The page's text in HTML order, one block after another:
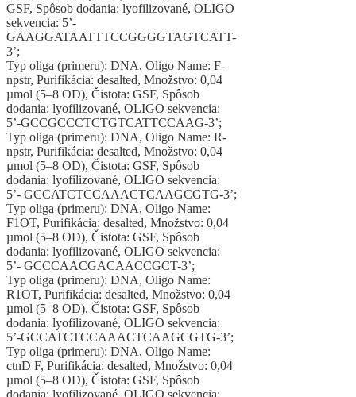
GSF, Spôsob dodania: lyofilizované, OLIGO
sekvencia: 5’-
GAAGGATAATTTCCGGGGTAGTCATT-
3’;
Typ oliga (primeru): DNA, Oligo Name: F-
npstr, Purifikácia: desalted, Množstvo: 0,04
µmol (5–8 OD), Čistota: GSF, Spôsob
dodania: lyofilizované, OLIGO sekvencia:
5’-GCCGCCCTCTGTCATTCCAAG-3’;
Typ oliga (primeru): DNA, Oligo Name: R-
npstr, Purifikácia: desalted, Množstvo: 0,04
µmol (5–8 OD), Čistota: GSF, Spôsob
dodania: lyofilizované, OLIGO sekvencia:
5’- GCCATCTCCAAACTCAAGCGTG-3’;
Typ oliga (primeru): DNA, Oligo Name:
F1OT, Purifikácia: desalted, Množstvo: 0,04
µmol (5–8 OD), Čistota: GSF, Spôsob
dodania: lyofilizované, OLIGO sekvencia:
5’- GCCCAACGACAACCGCT-3’;
Typ oliga (primeru): DNA, Oligo Name:
R1OT, Purifikácia: desalted, Množstvo: 0,04
µmol (5–8 OD), Čistota: GSF, Spôsob
dodania: lyofilizované, OLIGO sekvencia:
5’-GCCATCTCCAAACTCAAGCGTG-3’;
Typ oliga (primeru): DNA, Oligo Name:
ctnD F, Purifikácia: desalted, Množstvo: 0,04
µmol (5–8 OD), Čistota: GSF, Spôsob